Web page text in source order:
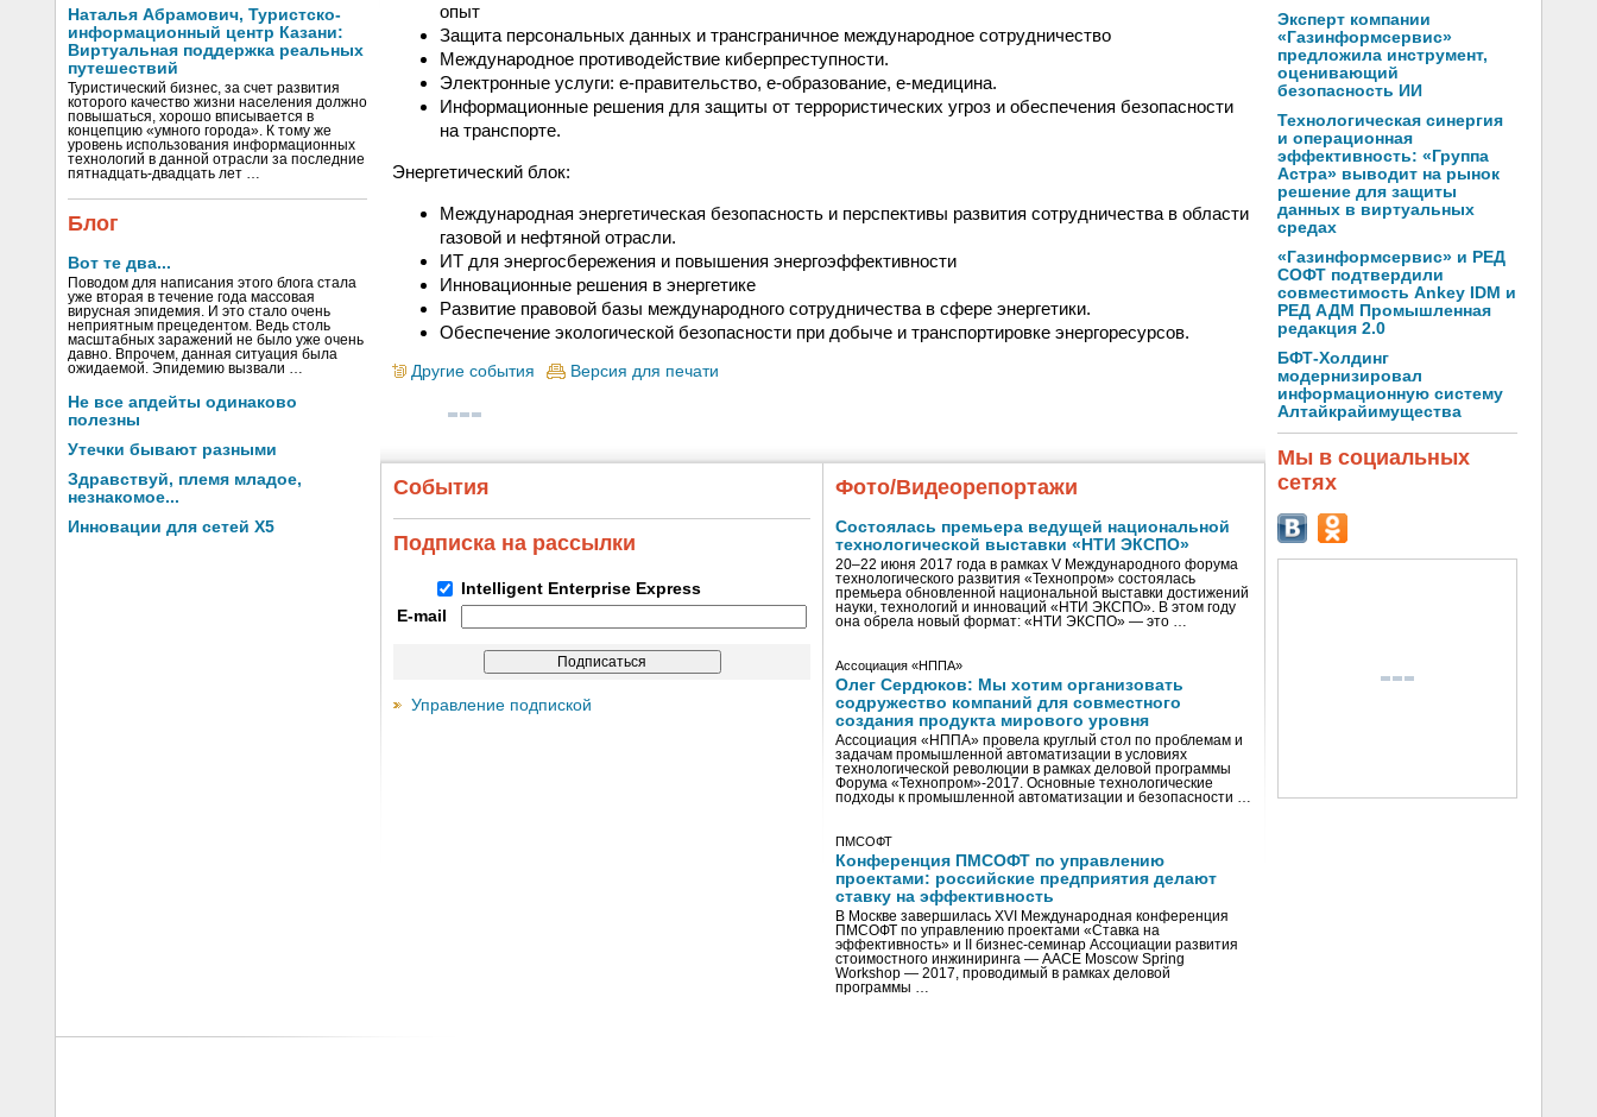
Наталья Абрамович, Туристско-
информационный центр Казани:
Виртуальная поддержка реальных
путешествий
Туристический бизнес, за счет развития
которого качество жизни населения должно
повышаться, хорошо вписывается в
концепцию «умного города». К тому же
уровень использования информационных
технологий в данной отрасли за последние
пятнадцать-двадцать лет …
Блог
Вот те два...
Поводом для написания этого блога стала
уже вторая в течение года массовая
вирусная эпидемия. И это стало очень
неприятным прецедентом. Ведь столь
масштабных заражений не было уже очень
давно. Впрочем, данная ситуация была
ожидаемой. Эпидемию вызвали …
Не все апдейты одинаково
полезны
Утечки бывают разными
Здравствуй, племя младое,
незнакомое...
Инновации для сетей X5
опыт
Защита персональных данных и трансграничное международное сотрудничество
Международное противодействие киберпреступности.
Электронные услуги: e-правительство, е-образование, е-медицина.
Информационные решения для защиты от террористических угроз и обеспечения безопасности
на транспорте.
Энергетический блок:
Международная энергетическая безопасность и перспективы развития сотрудничества в области
газовой и нефтяной отрасли.
ИТ для энергосбережения и повышения энергоэффективности
Инновационные решения в энергетике
Развитие правовой базы международного сотрудничества в сфере энергетики.
Обеспечение экологической безопасности при добыче и транспортировке энергоресурсов.
Другие события Версия для печати
События
Подписка на рассылки
Intelligent Enterprise Express
E-mail
Управление подпиской
Фото/Видеорепортажи
Состоялась премьера ведущей национальной
технологической выставки «НТИ ЭКСПО»
20–22 июня 2017 года в рамках V Международного форума
технологического развития «Технопром» состоялась
премьера обновленной национальной выставки достижений
науки, технологий и инноваций «НТИ ЭКСПО». В этом году
она обрела новый формат: «НТИ ЭКСПО» — это …
Ассоциация «НППА»
Олег Сердюков: Мы хотим организовать
содружество компаний для совместного
создания продукта мирового уровня
Ассоциация «НППА» провела круглый стол по проблемам и
задачам промышленной автоматизации в условиях
технологической революции в рамках деловой программы
Форума «Технопром»-2017. Основные технологические
подходы к промышленной автоматизации и безопасности …
ПМСОФТ
Конференция ПМСОФТ по управлению
проектами: российские предприятия делают
ставку на эффективность
В Москве завершилась XVI Международная конференция
ПМСОФТ по управлению проектами «Ставка на
эффективность» и II бизнес-семинар Ассоциации развития
стоимостного инжиниринга — AACE Moscow Spring
Workshop — 2017, проводимый в рамках деловой
программы …
Эксперт компании
«Газинформсервис»
предложила инструмент,
оценивающий
безопасность ИИ
Технологическая синергия
и операционная
эффективность: «Группа
Астра» выводит на рынок
решение для защиты
данных в виртуальных
средах
«Газинформсервис» и РЕД
СОФТ подтвердили
совместимость Ankey IDM и
РЕД АДМ Промышленная
редакция 2.0
БФТ-Холдинг
модернизировал
информационную систему
Алтайкрайимущества
Мы в социальных
сетях